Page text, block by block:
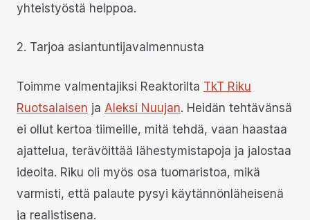
yhteistyöstä helppoa.
2. Tarjoa asiantuntijavalmennusta
Toimme valmentajiksi Reaktorilta TkT Riku
Ruotsalaisen ja Aleksi Nuujan. Heidän tehtävänsä
ei ollut kertoa tiimeille, mitä tehdä, vaan haastaa
ajattelua, terävöittää lähestymistapoja ja jalostaa
ideoita. Riku oli myös osa tuomaristoa, mikä
varmisti, että palaute pysyi käytännönläheisenä
ja realistisena.